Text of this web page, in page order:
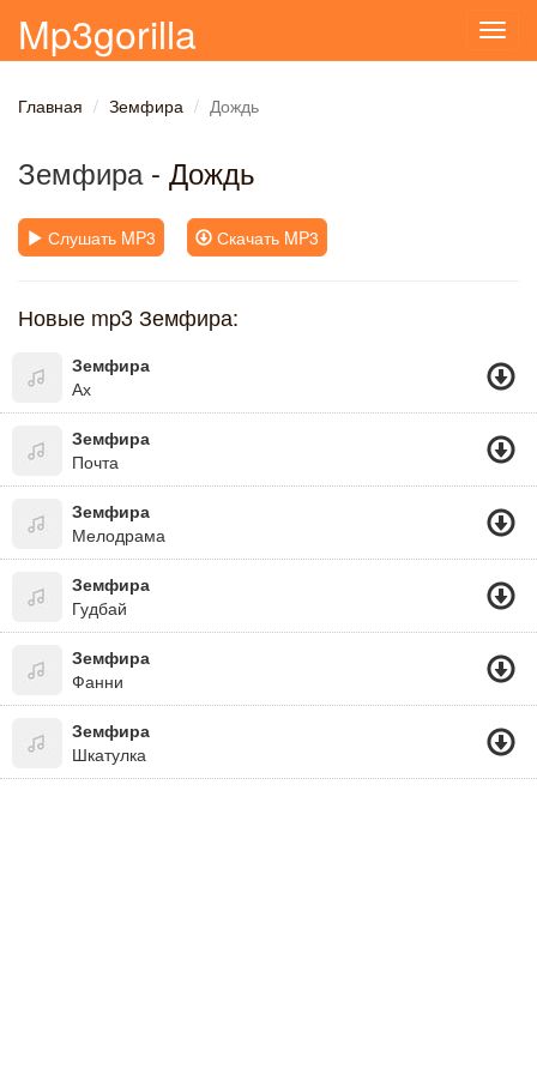
Mp3gorilla
Главная Земфира Дождь
Земфира- Дождь
Слушать MP3 Скачать MP3
Новые mp3 Земфира:
Земфира
Ах
Земфира
Почта
Земфира
Мелодрама
Земфира
Гудбай
Земфира
Фанни
Земфира
Шкатулка